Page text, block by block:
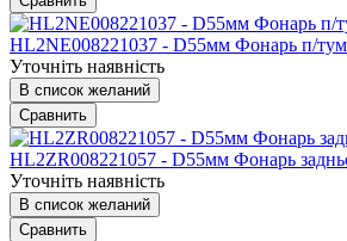
HL2NE008221037 - D55мм Фонарь п/
Уточніть наявність
В список желаний
Сравнить
HL2ZR008221057 - D55мм Фонарь
Уточніть наявність
В список желаний
Сравнить